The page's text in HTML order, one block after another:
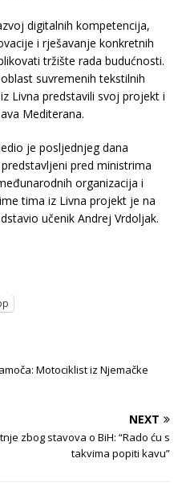
digitalnih kompetencija,
i rješavanje konkretnih
tržište rada budućnosti.
suvremenih tekstilnih
Livna predstavili svoj projekt i
Mediterana.
je posljednjeg dana
pred ministrima
organizacija i
tima iz Livna projekt je na
učenik Andrej Vrdoljak.
Motociklist iz Njemačke
NEXT
zbog stavova o BiH: “Rado ću s
takvima popiti kavu”